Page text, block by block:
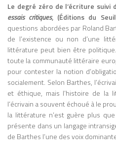
Le degré zéro de l’écriture suivi
essais critiques, (Éditions du
questions abordées par Roland
de l’existence ou non d’une
littérature peut bien être
toute la communauté littéraire
pour contester la notion
socialement. Selon Barthes,
et éthique, mais l’histoire de la
l’écrivain a souvent échoué à le
la littérature n’est guère plus
présente dans un langage
de Barthes l’une des voix
Histoire
favorise
culture.
des
: l’impact
contenu,
(avec
culturels